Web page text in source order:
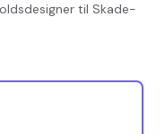
til Skade-